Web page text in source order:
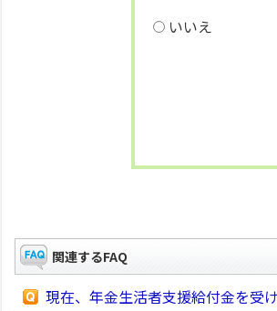
いいえ
関連するFAQ
現在、年金生活者支援給付金を受